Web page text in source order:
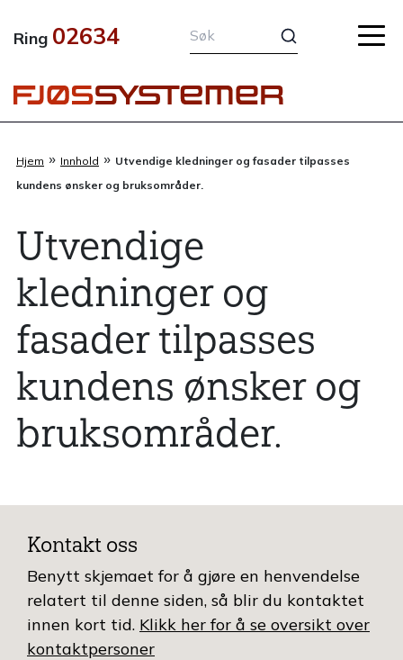
rett
innholdet
Ring 02634
Hjem » Innhold » Utvendige kledninger og fasader tilpasses
kundens ønsker og bruksområder.
Utvendige
kledninger og
fasader tilpasses
kundens ønsker og
bruksområder.
Kontakt oss
Benytt skjemaet for å gjøre en henvendelse
relatert til denne siden, så blir du kontaktet
innen kort tid. Klikk her for å se oversikt over
kontaktpersoner